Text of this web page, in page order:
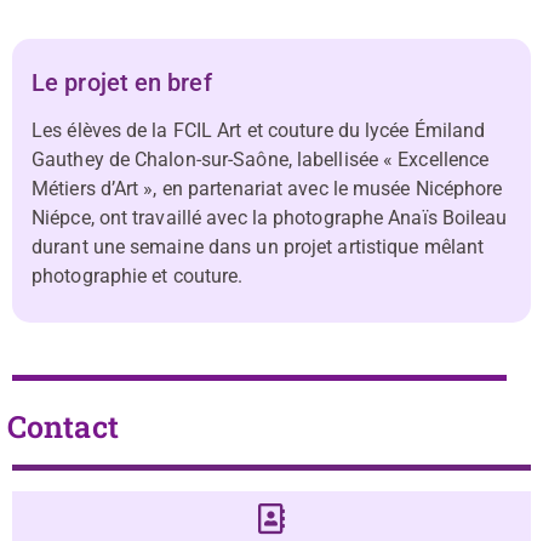
Le projet en bref
Les élèves de la FCIL Art et couture du lycée Émiland
Gauthey de Chalon-sur-Saône, labellisée « Excellence
Métiers d’Art », en partenariat avec le musée Nicéphore
Niépce, ont travaillé avec la photographe Anaïs Boileau
durant une semaine dans un projet artistique mêlant
photographie et couture.
Contact